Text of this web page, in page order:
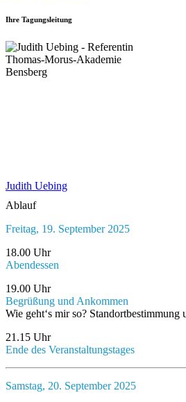
Ihre Tagungsleitung
Judith Uebing
Ablauf
Freitag, 19. September 2025
18.00 Uhr
Abendessen
19.00 Uhr
Begrüßung und Ankommen
Wie geht‘s mir so? Standortbestimmung
21.15 Uhr
Ende des Veranstaltungstages
Samstag, 20. September 2025